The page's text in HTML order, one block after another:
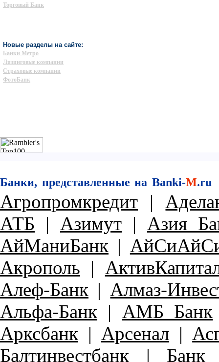
Торговый Банк
Новые разделы на сайте:
Банки Метро
Лизинговые компании
Страховые компании
ФотоБанк
Банки, представленные на Banki-M.ru
Агропромкредит |
АТБ | Азимут | Азия
АйМаниБанк |
Акрополь |
Алеф-Банк | Алмаз-
Альфа-Банк | АМБ Банк
Арксбанк | Арсенал |
Балтинвестбанк | Банк